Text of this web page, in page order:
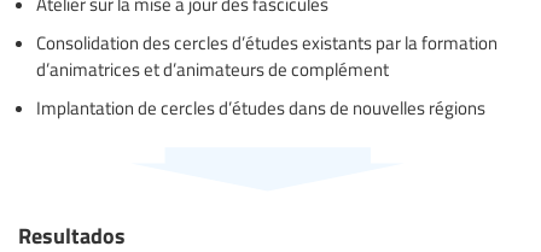
Consolidation des cercles d’études existants par la formation
d’animatrices et d’animateurs de complément
Implantation de cercles d’études dans de nouvelles régions
Resultados